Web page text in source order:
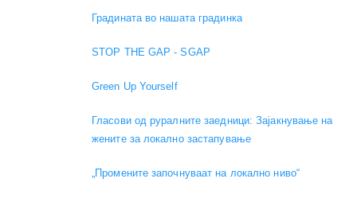
Градината во нашата градинка
STOP THE GAP - SGAP
Green Up Yourself
Гласови од руралните заедници: Зајакнување на
жените за локално застапување
„Промените започнуваат на локално ниво“